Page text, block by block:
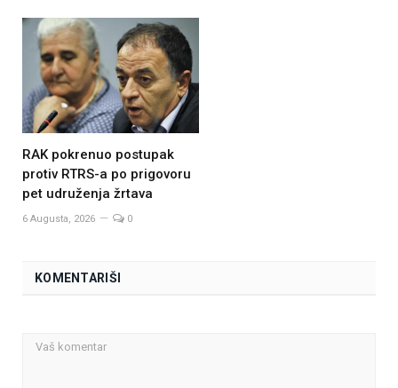
RAK pokrenuo postupak
protiv RTRS-a po prigovoru
pet udruženja žrtava
6 Augusta, 2026 0
KOMENTARIŠI